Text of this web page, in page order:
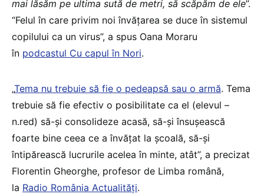
mai lăsăm pe ultima sută de metri, să scăpăm de ele”.
“Felul în care privim noi învățarea se duce în sistemul
copilului ca un virus”, a spus Oana Moraru
în podcastul Cu capul în Nori.
„Tema nu trebuie să fie o pedeapsă sau o armă. Tema
trebuie să fie efectiv o posibilitate ca el (elevul –
n.red) să-și consolideze acasă, să-și însușească
foarte bine ceea ce a învățat la școală, să-și
întipărească lucrurile acelea în minte, atât”, a precizat
Florentin Gheorghe, profesor de Limba română,
la Radio România Actualități.